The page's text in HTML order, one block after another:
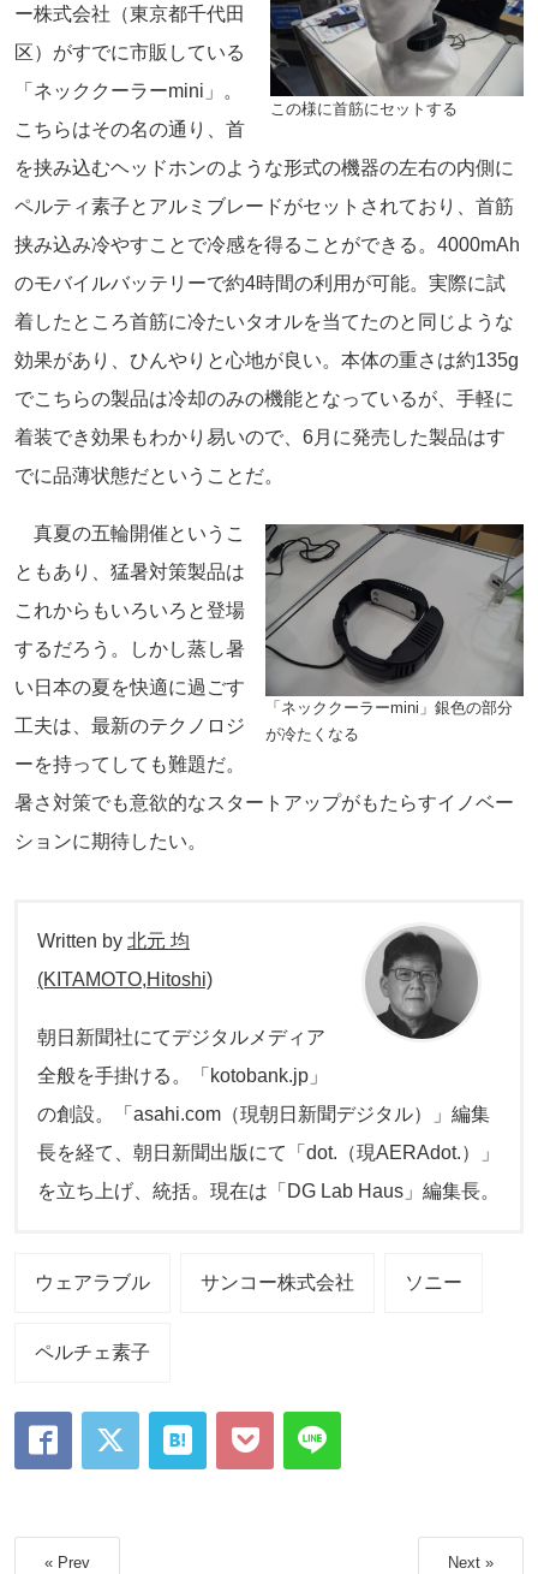
この様に首筋にセットする
ー株式会社（東京都千代田
区）がすでに市販している
「ネッククーラーmini」。
こちらはその名の通り、首
を挟み込むヘッドホンのような形式の機器の左右の内側に
ペルティ素子とアルミブレードがセットされており、首筋
挟み込み冷やすことで冷感を得ることができる。4000mAh
のモバイルバッテリーで約4時間の利用が可能。実際に試
着したところ首筋に冷たいタオルを当てたのと同じような
効果があり、ひんやりと心地が良い。本体の重さは約135g
でこちらの製品は冷却のみの機能となっているが、手軽に
着装でき効果もわかり易いので、6月に発売した製品はす
でに品薄状態だということだ。
「ネッククーラーmini」銀色の部分
が冷たくなる
真夏の五輪開催というこ
ともあり、猛暑対策製品は
これからもいろいろと登場
するだろう。しかし蒸し暑
い日本の夏を快適に過ごす
工夫は、最新のテクノロジ
ーを持ってしても難題だ。
暑さ対策でも意欲的なスタートアップがもたらすイノベー
ションに期待したい。
Written by 北元 均
(KITAMOTO,Hitoshi)
朝日新聞社にてデジタルメディア
全般を手掛ける。「kotobank.jp」
の創設。「asahi.com（現朝日新聞デジタル）」編集
長を経て、朝日新聞出版にて「dot.（現AERAdot.）」
を立ち上げ、統括。現在は「DG Lab Haus」編集長。
ウェアラブル サンコー株式会社 ソニー
ペルチェ素子
« Prev Next »